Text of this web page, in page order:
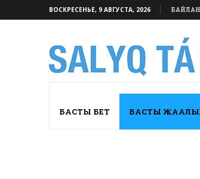
ВОСКРЕСЕНЬЕ, 9 АВГУСТА, 2026
БАСТЫ БЕТ БАСТЫ